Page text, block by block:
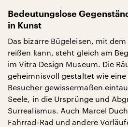
Bedeutungslose
in Kunst
Das bizarre Bügeleisen, mit
reißen kann, steht gleich am
im Vitra Design Museum. Die
geheimnisvoll gestaltet wie eine
Besucher gewissermaßen
Seele, in die Ursprünge und
Surrealismus. Auch Marcel
Fahrrad-Rad und andere